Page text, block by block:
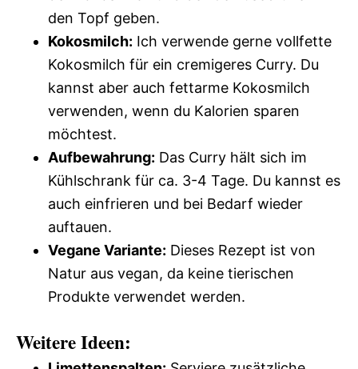
den Topf geben.
Kokosmilch: Ich verwende gerne vollfette
Kokosmilch für ein cremigeres Curry. Du
kannst aber auch fettarme Kokosmilch
verwenden, wenn du Kalorien sparen
möchtest.
Aufbewahrung: Das Curry hält sich im
Kühlschrank für ca. 3-4 Tage. Du kannst es
auch einfrieren und bei Bedarf wieder
auftauen.
Vegane Variante: Dieses Rezept ist von
Natur aus vegan, da keine tierischen
Produkte verwendet werden.
Weitere Ideen: